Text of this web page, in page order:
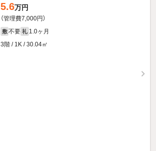
5.6万円
（管理費7,000円）
敷 不要 礼 1.0ヶ月
3階 / 1K / 30.04㎡